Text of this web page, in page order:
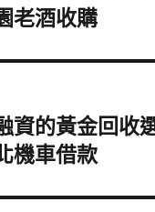
老酒收購
資的黃金回收
機車借款